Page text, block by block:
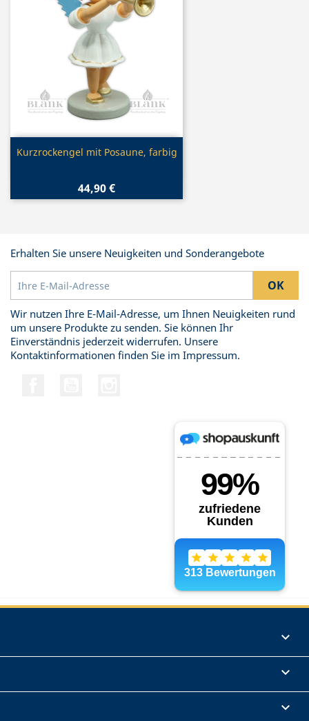
Vorschau
Kurzrockengel mit Posaune, farbig
44,90 €
Erhalten Sie unsere Neuigkeiten und Sonderangebote
Wir nutzen Ihre E-Mail-Adresse, um Ihnen Neuigkeiten rund
um unsere Produkte zu senden. Sie können Ihr
Einverständnis jederzeit widerrufen. Unsere
Kontaktinformationen finden Sie im Impressum.


